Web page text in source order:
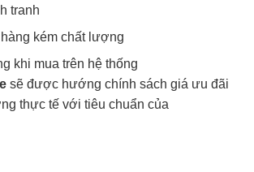
tranh
kém chất lượng
khi mua trên hệ thống
sẽ được hướng chính sách giá ưu đãi
thực tế với tiêu chuẩn của
Rẻ Cửa Nhựa Đài Loan 05-804C1 số lượng